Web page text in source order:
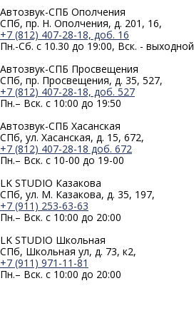
Автозвук-СПБ Ополчения
СПб, пр. Н. Ополчения, д. 201, 16,
+7 (812) 407-28-18, доб. 16
Пн.-Сб. с 10.30 до 19:00, Вск. - выходной
Автозвук-СПБ Просвещения
СПб, пр. Просвещения, д. 35, 527,
+7 (812) 407-28-18, доб. 527
Пн.– Вск. с 10:00 до 19:50
Автозвук-СПБ Хасанская
СПб, ул. Хасанская, д. 15, 672,
+7 (812) 407-28-18 доб. 672
Пн.– Вск. с 10-00 до 19-00
LK STUDIO Казакова
СПб, ул. М. Казакова, д. 35, 197,
+7 (911) 253-63-63
Пн.– Вск. с 10:00 до 20:00
LK STUDIO Школьная
СПб, Школьная ул, д. 73, к2,
+7 (911) 971-11-81
Пн.– Вск. с 10:00 до 20:00